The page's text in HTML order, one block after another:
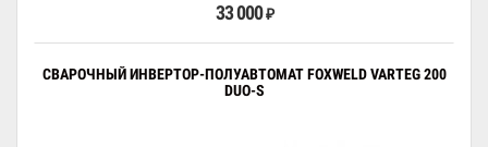
33 000 ₽
СВАРОЧНЫЙ ИНВЕРТОР-ПОЛУАВТОМАТ FOXWELD VARTEG 200
DUO-S